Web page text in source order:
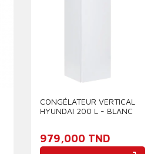
CONGÉLATEUR VERTICAL
HYUNDAI 200 L - BLANC
979,000 TND